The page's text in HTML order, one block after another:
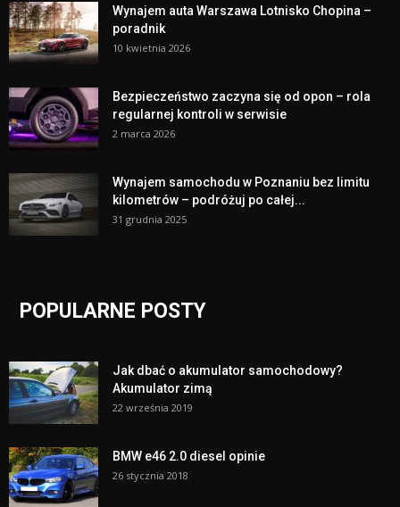
Wynajem auta Warszawa Lotnisko Chopina –
poradnik
10 kwietnia 2026
Bezpieczeństwo zaczyna się od opon – rola
regularnej kontroli w serwisie
2 marca 2026
Wynajem samochodu w Poznaniu bez limitu
kilometrów – podróżuj po całej...
31 grudnia 2025
POPULARNE POSTY
Jak dbać o akumulator samochodowy?
Akumulator zimą
22 września 2019
BMW e46 2.0 diesel opinie
26 stycznia 2018